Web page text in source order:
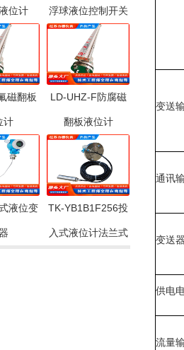
位计 浮球液位控制开关
磁翻板
计
LD-UHZ-F防腐磁
翻板液位计
液位变 TK-YB1B1F256投
入式液位计法兰式
变送
通讯
变送
供电
流量